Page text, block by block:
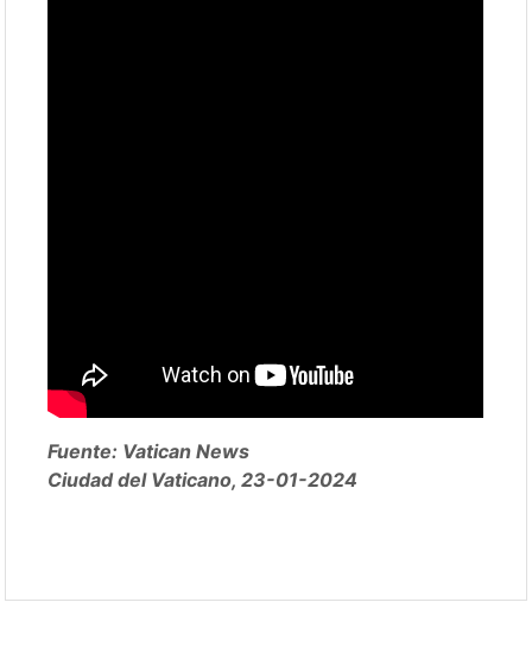
Fuente: Vatican News
Ciudad del Vaticano, 23-01-2024